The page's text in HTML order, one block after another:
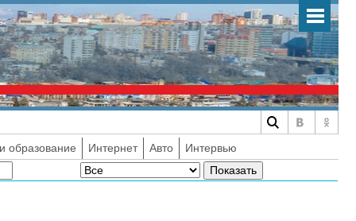
образование Интернет Авто Интервью